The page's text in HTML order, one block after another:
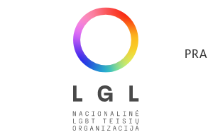
Nacionalinė LGBT teisių